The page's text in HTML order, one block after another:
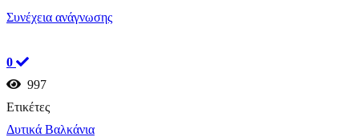
Συνέχεια ανάγνωσης
0
997
Ετικέτες
Δυτικά Βαλκάνια